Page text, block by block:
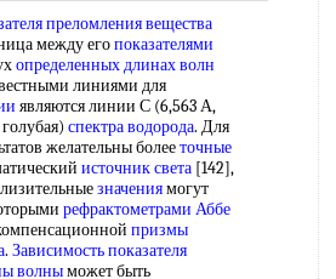
преломлениявещества
между егопоказателями
определенных длинах волн
линиями для
являются линии С (6,563 А,
спектра водорода. Для
желательны болееточные
источник света [142],
значениямогут
рефрактометрами Аббе
призмы
. Зависимость показателя
волныможет быть